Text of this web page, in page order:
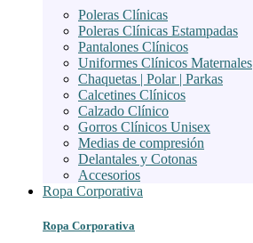
Poleras Clínicas
Poleras Clínicas Estampadas
Pantalones Clínicos
Uniformes Clínicos Maternales
Chaquetas | Polar | Parkas
Calcetines Clínicos
Calzado Clínico
Gorros Clínicos Unisex
Medias de compresión
Delantales y Cotonas
Accesorios
Ropa Corporativa
Ropa Corporativa